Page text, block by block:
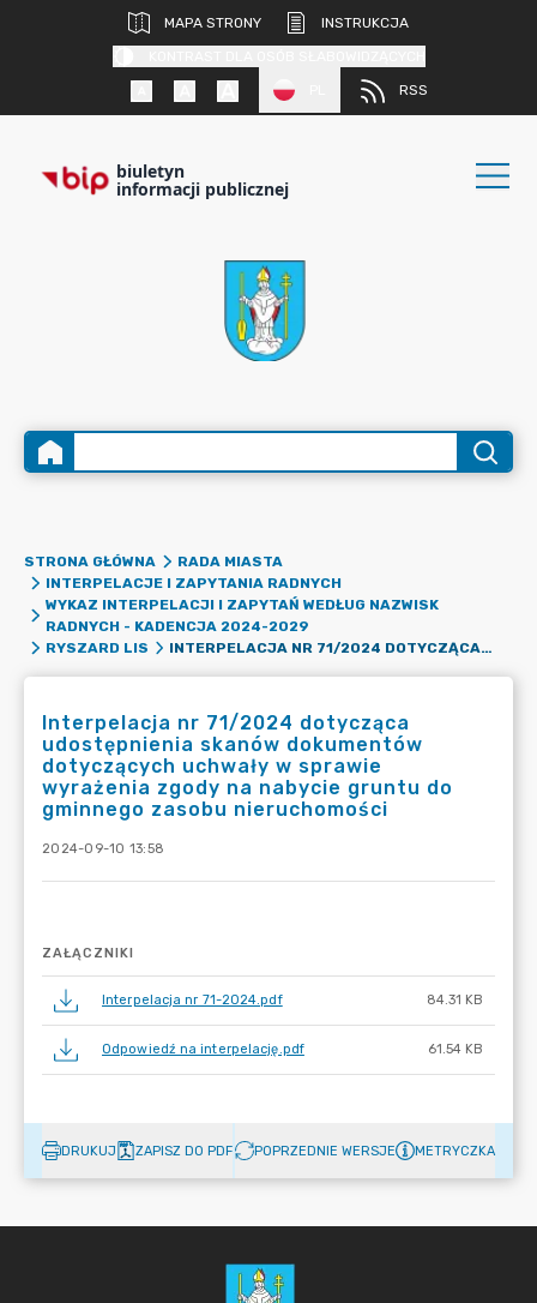
MAPA STRONY
INSTRUKCJA
RSS
biuletyn
informacji publicznej
STRONA GŁÓWNA
RADA MIASTA
INTERPELACJE I ZAPYTANIA RADNYCH
WYKAZ INTERPELACJI I ZAPYTAŃ WEDŁUG NAZWISK
RADNYCH - KADENCJA 2024-2029
RYSZARD LIS
INTERPELACJA NR 71/2024 DOTYCZĄCA UDOSTĘPNIENIA SKANÓW DOKUMENTÓW DOTYCZĄCYCH UCHWAŁY W SPRAWIE WYRAŻENIA ZGODY NA NABYCIE GRUNTU DO GMINNEGO ZASOBU NIERUCHOMOŚCI
Interpelacja nr 71/2024 dotycząca
udostępnienia skanów dokumentów
dotyczących uchwały w sprawie
wyrażenia zgody na nabycie gruntu do
gminnego zasobu nieruchomości
2024-09-10 13:58
ZAŁĄCZNIKI
Interpelacja nr 71-2024.pdf 84.31 KB
Odpowiedź na interpelację.pdf 61.54 KB
DRUKUJ ZAPISZ DO PDF POPRZEDNIE WERSJE METRYCZKA